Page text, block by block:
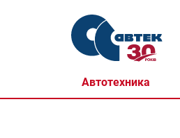
Автотехника